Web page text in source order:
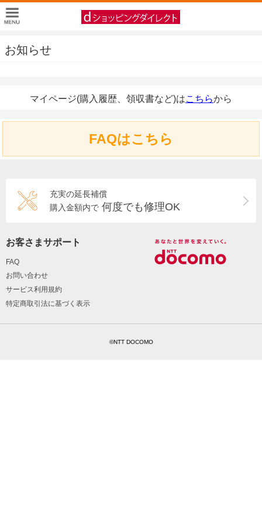
お知らせ
マイページ(購入履歴、領収書など)はこちらから
FAQはこちら
充実の延長補償
購入金額内で 何度でも修理OK
お客さまサポート
FAQ
お問い合わせ
サービス利用規約
特定商取引法に基づく表示
©NTT DOCOMO